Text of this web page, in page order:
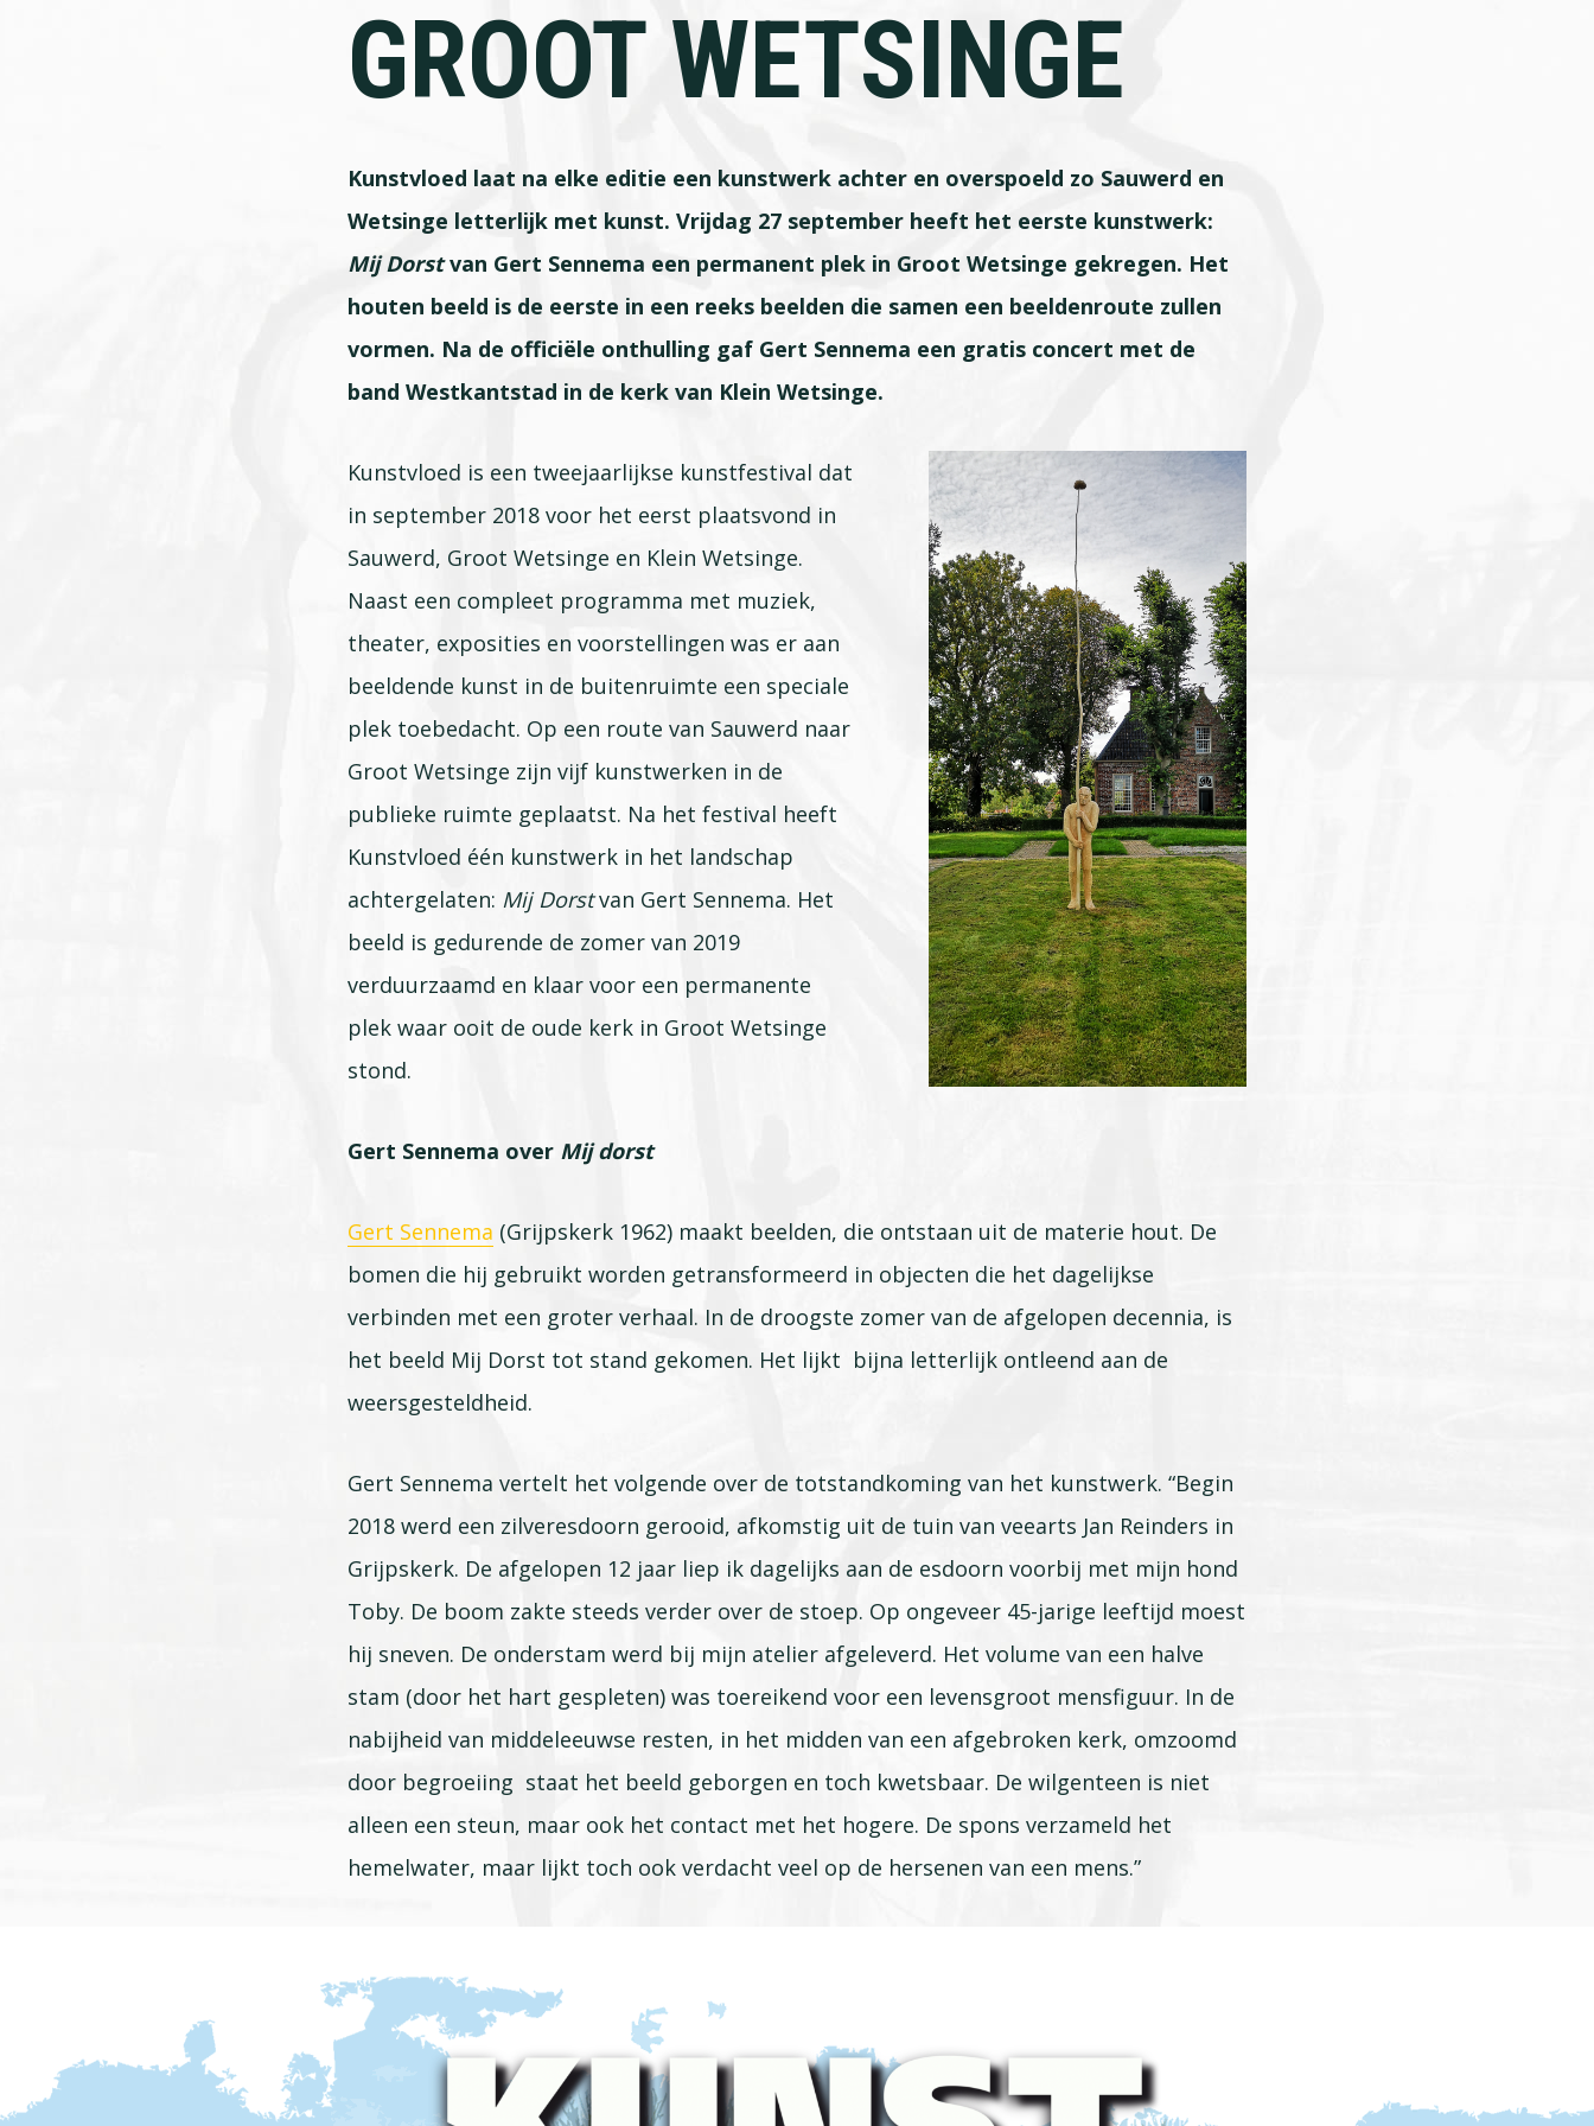
GROOT WETSINGE
Kunstvloed laat na elke editie een kunstwerk achter en overspoeld zo Sauwerd en
Wetsinge letterlijk met kunst. Vrijdag 27 september heeft het eerste kunstwerk:
Mij Dorstvan Gert Sennema een permanent plek in Groot Wetsinge gekregen. Het
houten beeld is de eerste in een reeks beelden die samen een beeldenroute zullen
vormen. Na de officiële onthulling gaf Gert Sennema een gratis concert met de
band Westkantstad in de kerk van Klein Wetsinge.
Kunstvloed is een tweejaarlijkse kunstfestival dat
in september 2018 voor het eerst plaatsvond in
Sauwerd, Groot Wetsinge en Klein Wetsinge.
Naast een compleet programma met muziek,
theater, exposities en voorstellingen was er aan
beeldende kunst in de buitenruimte een speciale
plek toebedacht. Op een route van Sauwerd naar
Groot Wetsinge zijn vijf kunstwerken in de
publieke ruimte geplaatst. Na het festival heeft
Kunstvloed één kunstwerk in het landschap
achtergelaten: Mij Dorstvan Gert Sennema. Het
beeld is gedurende de zomer van 2019
verduurzaamd en klaar voor een permanente
plek waar ooit de oude kerk in Groot Wetsinge
stond.
Gert Sennema over Mij dorst
Gert Sennema (Grijpskerk 1962) maakt beelden, die ontstaan uit de materie hout. De
bomen die hij gebruikt worden getransformeerd in objecten die het dagelijkse
verbinden met een groter verhaal. In de droogste zomer van de afgelopen decennia, is
het beeld Mij Dorst tot stand gekomen. Het lijkt bijna letterlijk ontleend aan de
weersgesteldheid.
Gert Sennema vertelt het volgende over de totstandkoming van het kunstwerk. “Begin
2018 werd een zilveresdoorn gerooid, afkomstig uit de tuin van veearts Jan Reinders in
Grijpskerk. De afgelopen 12 jaar liep ik dagelijks aan de esdoorn voorbij met mijn hond
Toby. De boom zakte steeds verder over de stoep. Op ongeveer 45-jarige leeftijd moest
hij sneven. De onderstam werd bij mijn atelier afgeleverd. Het volume van een halve
stam (door het hart gespleten) was toereikend voor een levensgroot mensfiguur. In de
nabijheid van middeleeuwse resten, in het midden van een afgebroken kerk, omzoomd
door begroeiing staat het beeld geborgen en toch kwetsbaar. De wilgenteen is niet
alleen een steun, maar ook het contact met het hogere. De spons verzameld het
hemelwater, maar lijkt toch ook verdacht veel op de hersenen van een mens.”
Footer